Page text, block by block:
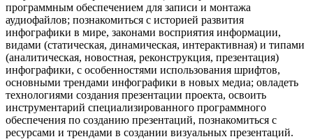
программным обеспечением для записи и монтажа
аудиофайлов; познакомиться с историей развития
инфографики в мире, законами восприятия информации,
видами (статическая, динамическая, интерактивная) и типами
(аналитическая, новостная, реконструкция, презентация)
инфографики, с особенностями использования шрифтов,
основными трендами инфографики в новых медиа; овладеть
технологиями создания презентации проекта, освоить
инструментарий специализированного программного
обеспечения по созданию презентаций, познакомиться с
ресурсами и трендами в создании визуальных презентаций.